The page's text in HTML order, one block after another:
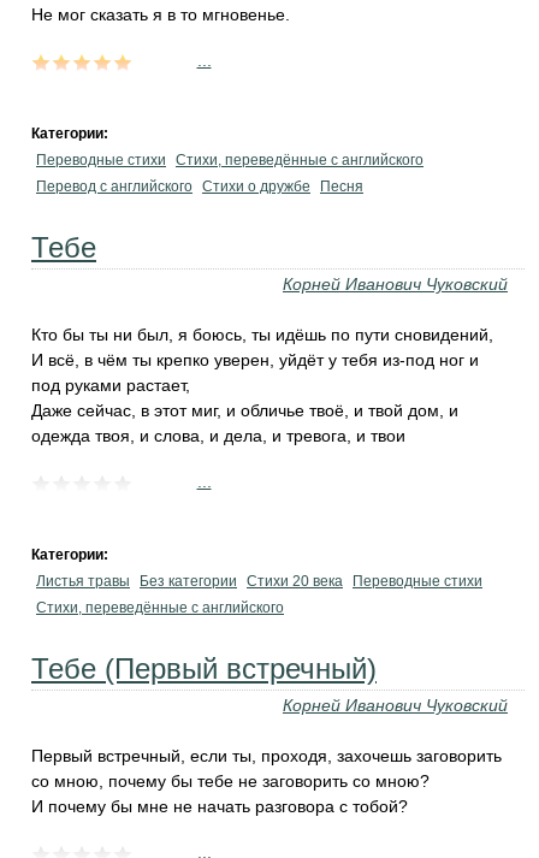
Не мог сказать я в то мгновенье.
Категории:
Переводные стихи
Стихи, переведённые с английского
Перевод с английского Стихи о дружбе Песня
Тебе
Корней Иванович Чуковский
Кто бы ты ни был, я боюсь, ты идёшь по пути сновидений,
И всё, в чём ты крепко уверен, уйдёт у тебя из-под ног и
под руками растает,
Даже сейчас, в этот миг, и обличье твоё, и твой дом, и
одежда твоя, и слова, и дела, и тревога, и твои
Категории:
Листья травы
Без категории Стихи 20 века
Переводные стихи
Стихи, переведённые с английского
Тебе (Первый встречный)
Корней Иванович Чуковский
Первый встречный, если ты, проходя, захочешь заговорить
со мною, почему бы тебе не заговорить со мною?
И почему бы мне не начать разговора с тобой?